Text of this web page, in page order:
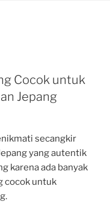
Cocok untuk
Jepang
secangkir
yang autentik
karena ada banyak
cocok untuk